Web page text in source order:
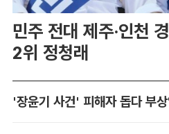
민주 전대 제주·인천
2위 정청래
'장윤기 사건' 피해자 돕다 부